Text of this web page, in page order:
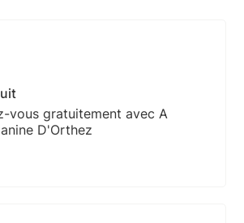
vous gratuitement avec A
D'Orthez